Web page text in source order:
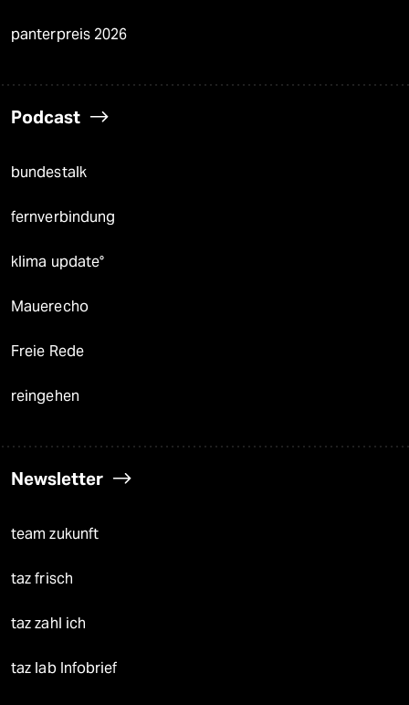
panterpreis 2026
Podcast
bundestalk
fernverbindung
klima update°
Mauerecho
Freie Rede
reingehen
Newsletter
team zukunft
taz frisch
taz zahl ich
taz lab Infobrief